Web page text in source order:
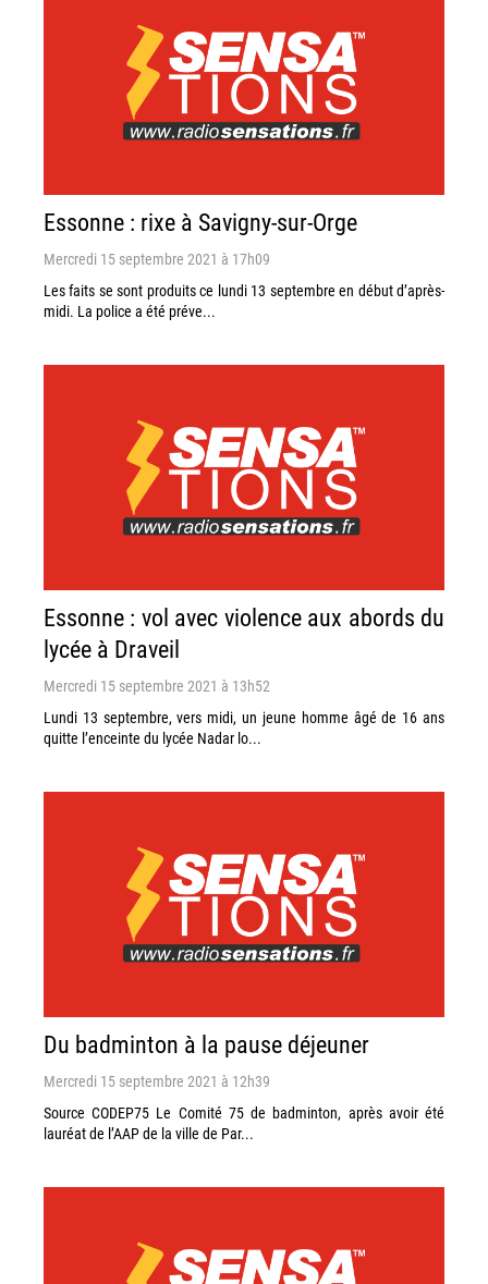
Essonne : rixe à Savigny-sur-Orge
Mercredi 15 septembre 2021 à 17h09
Les faits se sont produits ce lundi 13 septembre en début d’après-
midi. La police a été préve...
Essonne : vol avec violence aux abords du
lycée à Draveil
Mercredi 15 septembre 2021 à 13h52
Lundi 13 septembre, vers midi, un jeune homme âgé de 16 ans
quitte l’enceinte du lycée Nadar lo...
Du badminton à la pause déjeuner
Mercredi 15 septembre 2021 à 12h39
Source CODEP75 Le Comité 75 de badminton, après avoir été
lauréat de l’AAP de la ville de Par...